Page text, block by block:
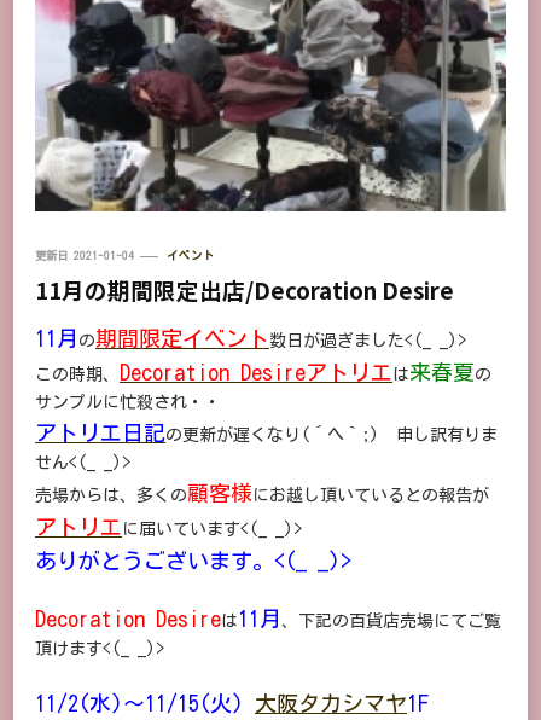
更新日 2021-01-04 イベント
11月の期間限定出店/Decoration Desire
11月 の期間限定イベント 数日が過ぎました<(_ _)>
この時期、
Decoration Desireアトリエ は来春夏の
サンプルに忙殺され・・
アトリエ日記の更新が遅くなり(´ヘ｀;) 申し訳有りま
せん<(_ _)>
売場からは、多くの顧客様 にお越し頂いているとの報告が
アトリエ に届いています<(_ _)>
ありがとうございます。<(_ _)>
Decoration Desireは 11月 、下記の百貨店売場にてご覧
頂けます<(_ _)>
11/2(水)～11/15(火) 大阪タカシマヤ1F